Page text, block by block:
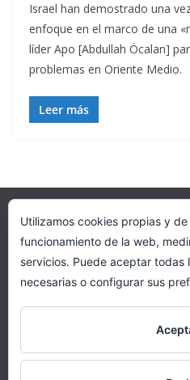
Israel han demostrado una
enfoque en el marco de una
líder Apo [Abdullah Öcalan]
problemas en Oriente Medio.
Leer más
Colectivo por la
Kurdistán
Organizaciones Kurdas
Otras fuentes
Utilizamos cookies propias y
funcionamiento de la web,
servicios. Puede aceptar todas
necesarias o configurar sus